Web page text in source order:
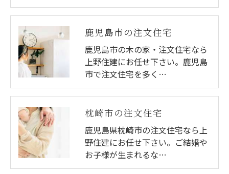
鹿児島市の注文住宅
鹿児島市の木の家・注文住宅なら
上野住建にお任せ下さい。鹿児島
市で注文住宅を多く…
枕崎市の注文住宅
鹿児島県枕崎市の注文住宅なら上
野住建にお任せ下さい。ご結婚や
お子様が生まれるな…